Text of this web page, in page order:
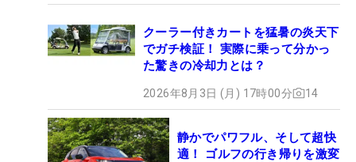
クーラー付きカートを猛暑の炎天下
でガチ検証！ 実際に乗って分かっ
た驚きの冷却力とは？
2026年8月3日 (月) 17時00分 14
静かでパワフル、そして超快
適！ ゴルフの行き帰りを激変